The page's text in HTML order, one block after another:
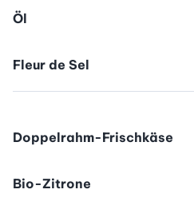
Öl
Fleur de Sel
Doppelrahm-Frischkäse
Bio-Zitrone